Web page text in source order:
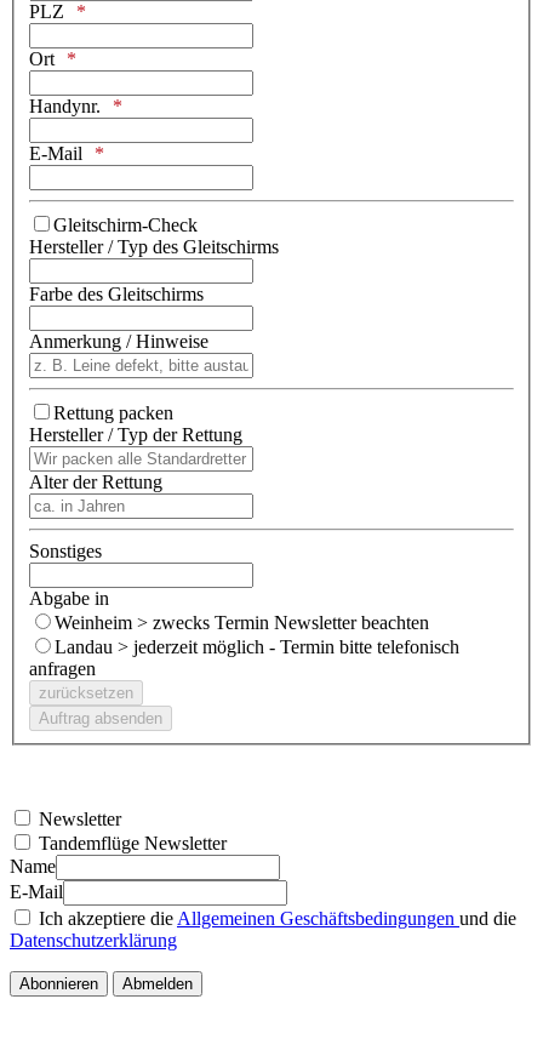
PLZ
Ort
Handynr.
E-Mail
Gleitschirm-Check
Hersteller / Typ des Gleitschirms
Farbe des Gleitschirms
Anmerkung / Hinweise
Rettung packen
Hersteller / Typ der Rettung
Alter der Rettung
Sonstiges
Abgabe in
Weinheim > zwecks Termin Newsletter beachten
Landau > jederzeit möglich - Termin bitte telefonisch
anfragen
Newsletter
Tandemflüge Newsletter
Name
E-Mail
Ich akzeptiere dieAllgemeinen Geschäftsbedingungen und die
Datenschutzerklärung